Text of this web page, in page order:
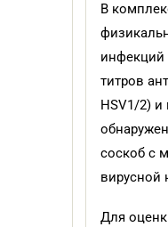
В
инфекций
титров
HSV1/2)
соскоб с
вирусной
Для